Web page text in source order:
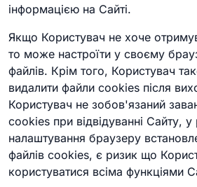
інформацією на Сайті.
Якщо Користувач не хоче
то може настроїти у своєму
файлів. Крім того, Користувач
видалити файли cookies після
Користувач не зобов'язаний
cookies при відвідуванні Сайту,
налаштування браузеру
файлів cookies, є ризик що
користуватися всіма функціями